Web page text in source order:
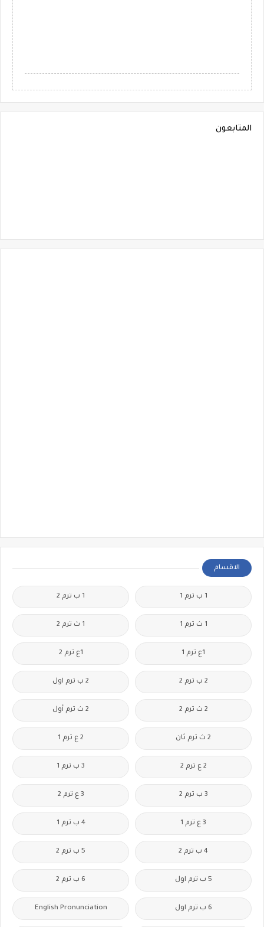
المتابعون
الاقسام
1 ب ترم 1 1 ب ترم 2
1 ث ترم 1 1 ث ترم 2
1ع ترم 1 1ع ترم 2
2 ب ترم 2 2 ب ترم اول
2 ث ترم 2 2 ث ترم أول
2 ث ترم ثان 2 ع ترم 1
2 ع ترم 2 3 ب ترم 1
3 ب ترم 2 3 ع ترم 2
3 ع ترم 1 4 ب ترم 1
4 ب ترم 2 5 ب ترم 2
5 ب ترم اول 6 ب ترم 2
6 ب ترم اول English Pronunciation